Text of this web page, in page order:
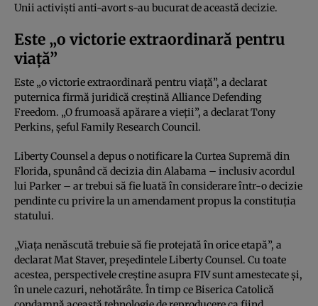
Unii activiști anti-avort s-au bucurat de această decizie.
Este „o victorie extraordinară pentru
viață”
Este „o victorie extraordinară pentru viață”, a declarat
puternica firmă juridică creștină Alliance Defending
Freedom. „O frumoasă apărare a vieții”, a declarat Tony
Perkins, șeful Family Research Council.
Liberty Counsel a depus o notificare la Curtea Supremă din
Florida, spunând că decizia din Alabama – inclusiv acordul
lui Parker – ar trebui să fie luată în considerare într-o decizie
pendinte cu privire la un amendament propus la constituția
statului.
„Viața nenăscută trebuie să fie protejată în orice etapă”, a
declarat Mat Staver, președintele Liberty Counsel. Cu toate
acestea, perspectivele creștine asupra FIV sunt amestecate și,
în unele cazuri, nehotărâte. În timp ce Biserica Catolică